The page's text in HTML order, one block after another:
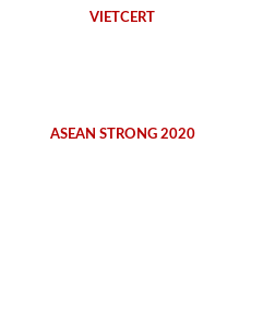
VIETCERT
ASEAN STRONG 2020